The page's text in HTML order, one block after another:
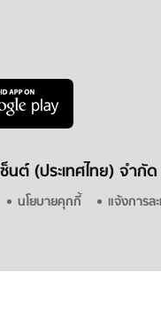
นต์ (ประเทศไทย) จำกัด
นโยบายคุกกี้ แจ้งการล